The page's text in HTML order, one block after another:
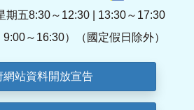
期五8:30～12:30 | 13:30～17:30
9:00～16:30）（國定假日除外）
網站資料開放宣告